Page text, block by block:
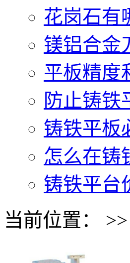
花岗石有
镁铝合金
平板精度
防止铸铁
铸铁平板
怎么在铸
铸铁平台
当前位置： >>